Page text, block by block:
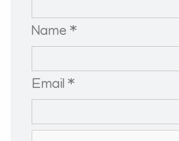
Name *
Email *